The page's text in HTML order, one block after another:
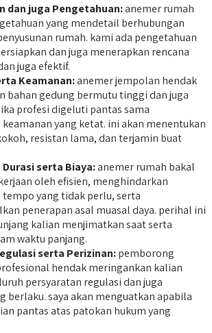
dan juga Pengetahuan:anemer rumah
yang mendetail berhubungan
rumah. kami ada pengetahuan
dan juga menerapkan rencana
juga efektif.
Keamanan:anemer jempolan hendak
bahan gedung bermutu tinggi dan juga
profesi digeluti pantas sama
yang ketat. ini akan menentukan
resistan lama, dan terjamin buat
serta Biaya:anemer rumah bakal
oleh efisien, menghindarkan
yang tidak perlu, serta
penerapan asal muasal daya. perihal ini
kalian menjimatkan saat serta
waktu panjang.
serta Perizinan:pemborong
hendak meringankan kalian
persyaratan regulasi dan juga
berlaku. saya akan menguatkan apabila
pantas atas patokan hukum yang